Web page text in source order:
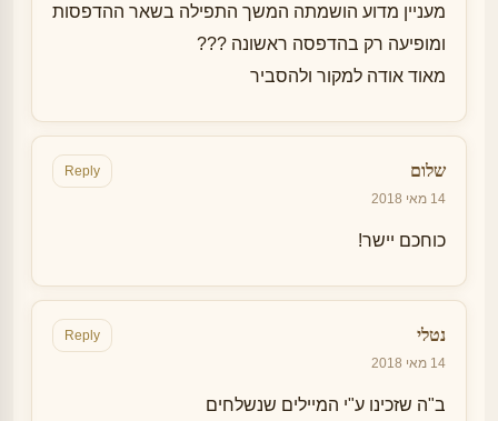
מעניין מדוע הושמתה המשך התפילה בשאר ההדפסות
ומופיעה רק בהדפסה ראשונה ???
מאוד אודה למקור ולהסביר
שלום
14 מאי 2018
Reply
כוחכם יישר!
נטלי
14 מאי 2018
Reply
ב"ה שזכינו ע"י המיילים שנשלחים